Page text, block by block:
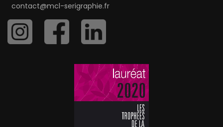
contact@mcl-serigraphie.fr